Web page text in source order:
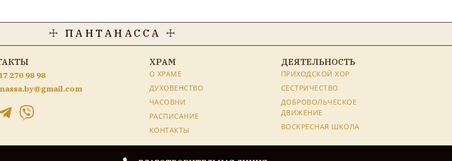
☩ ПАНТАНАССА ☩
270 98 98
ХРАМ
О ХРАМЕ
ДУХОВЕНСТВО
ЧАСОВНИ
РАСПИСАНИЕ
КОНТАКТЫ
ДЕЯТЕЛЬНОСТЬ
ПРИХОДСКОЙ ХОР
СЕСТРИЧЕСТВО
ДОБРОВОЛЬЧЕСКОЕ
ДВИЖЕНИЕ
ВОСКРЕСНАЯ ШКОЛА